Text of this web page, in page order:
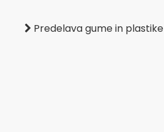
 Predelava gume in plastike